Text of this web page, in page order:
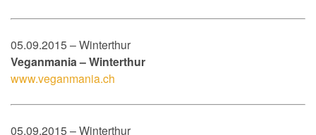
05.09.2015 – Winterthur
Veganmania – Winterthur
www.veganmania.ch
05.09.2015 – Winterthur